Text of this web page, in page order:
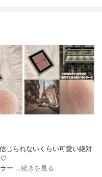
じられないくらい可愛い絶対
ー …続きを見る